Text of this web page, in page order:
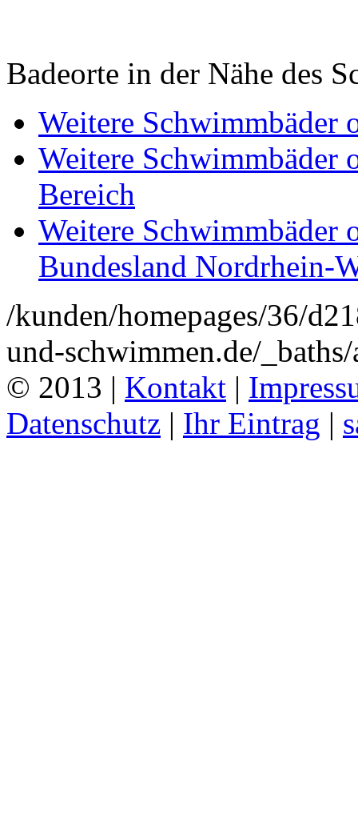
Badeorte in der Nähe des
Weitere Schwimmbäder
Weitere Schwimmbäder
Bereich
Weitere Schwimmbäder
Bundesland Nordrhein-
/kunden/homepages/36/
und-schwimmen.de/
© 2013 | Kontakt |
Datenschutz | Ihr Eintrag |